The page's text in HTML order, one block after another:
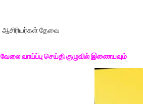
ஆசிரியர்கள் தேவை
வேலை வாய்ப்பு செய்தி குழுவில் இணையவும்